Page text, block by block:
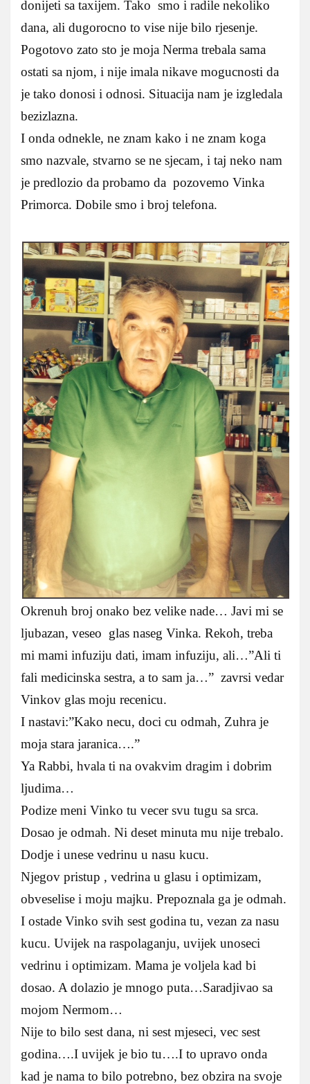
donijeti sa taxijem. Tako smo i radile nekoliko
dana, ali dugorocno to vise nije bilo rjesenje.
Pogotovo zato sto je moja Nerma trebala sama
ostati sa njom, i nije imala nikave mogucnosti da
je tako donosi i odnosi. Situacija nam je izgledala
bezizlazna.
I onda odnekle, ne znam kako i ne znam koga
smo nazvale, stvarno se ne sjecam, i taj neko nam
je predlozio da probamo da pozovemo Vinka
Primorca. Dobile smo i broj telefona.
Okrenuh broj onako bez velike nade… Javi mi se
ljubazan, veseo glas naseg Vinka. Rekoh, treba
mi mami infuziju dati, imam infuziju, ali…”Ali ti
fali medicinska sestra, a to sam ja…” zavrsi vedar
Vinkov glas moju recenicu.
I nastavi:”Kako necu, doci cu odmah, Zuhra je
moja stara jaranica….”
Ya Rabbi, hvala ti na ovakvim dragim i dobrim
ljudima…
Podize meni Vinko tu vecer svu tugu sa srca.
Dosao je odmah. Ni deset minuta mu nije trebalo.
Dodje i unese vedrinu u nasu kucu.
Njegov pristup , vedrina u glasu i optimizam,
obveselise i moju majku. Prepoznala ga je odmah.
I ostade Vinko svih sest godina tu, vezan za nasu
kucu. Uvijek na raspolaganju, uvijek unoseci
vedrinu i optimizam. Mama je voljela kad bi
dosao. A dolazio je mnogo puta…Saradjivao sa
mojom Nermom…
Nije to bilo sest dana, ni sest mjeseci, vec sest
godina….I uvijek je bio tu….I to upravo onda
kad je nama to bilo potrebno, bez obzira na svoje